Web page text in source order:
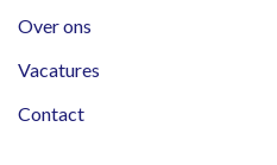
Over ons
Vacatures
Contact